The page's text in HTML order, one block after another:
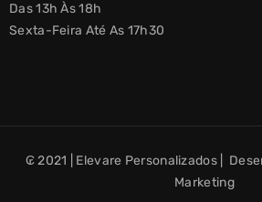
Das 13h Às 18h
Sexta-Feira Até As 17h30
₢ 2021 | Elevare Personalizados |
Marketing